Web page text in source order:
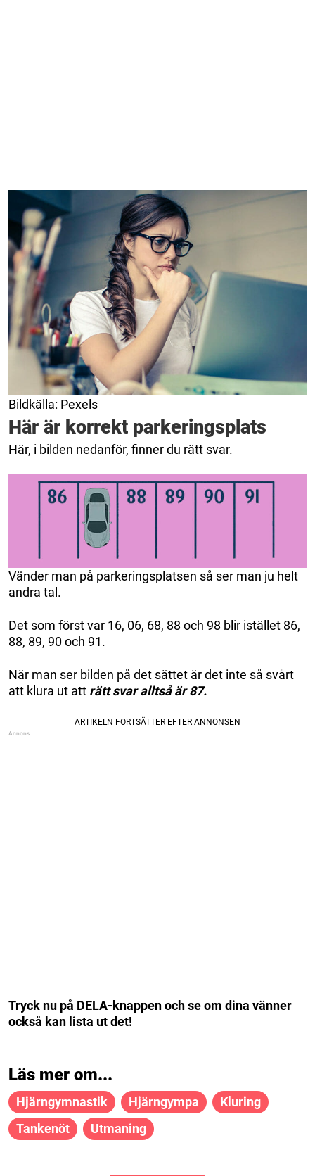
Bildkälla: Pexels
Här är korrekt parkeringsplats
Här, i bilden nedanför, finner du rätt svar.
Vänder man på parkeringsplatsen så ser man ju helt
andra tal.
Det som först var 16, 06, 68, 88 och 98 blir istället 86,
88, 89, 90 och 91.
När man ser bilden på det sättet är det inte så svårt
att klura ut att rätt svar alltså är 87.
Tryck nu på DELA-knappen och se om dina vänner
också kan lista ut det!
Läs mer om...
Hjärngymnastik Hjärngympa
Kluring
Tankenöt
Utmaning